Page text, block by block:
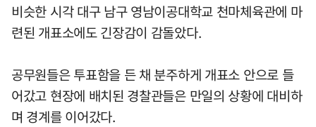
비슷한 시각 대구 남구 영남이공대학교 천마체육관에 마
련된 개표소에도 긴장감이 감돌았다.
공무원들은 투표함을 든 채 분주하게 개표소 안으로 들
어갔고 현장에 배치된 경찰관들은 만일의 상황에 대비하
며 경계를 이어갔다.